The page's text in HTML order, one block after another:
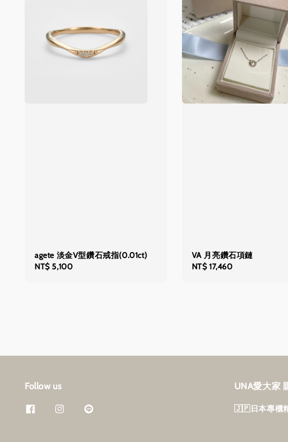
agete 淡金V型鑽石戒指(0.01ct)
Regular
NT$ 5,100
VA 月亮鑽石項鏈
Regular
NT$ 17,460
Follow us UNA愛大家
🇯🇵日本專櫃